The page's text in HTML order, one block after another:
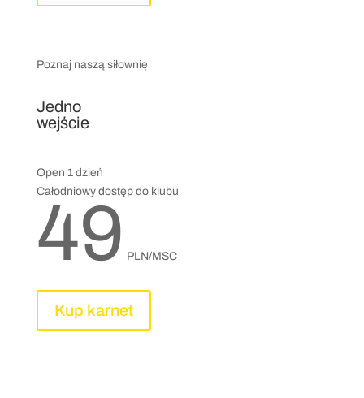
Poznaj naszą siłownię
Jedno
wejście
Open 1 dzień
Całodniowy dostęp do klubu
49 PLN/MSC
Kup karnet